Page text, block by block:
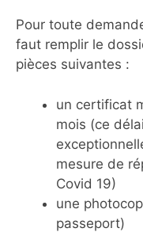
Pour toute
faut remplir le
pièces suivantes :
un certificat
mois (ce
mesure de
Covid 19)
une
passeport)